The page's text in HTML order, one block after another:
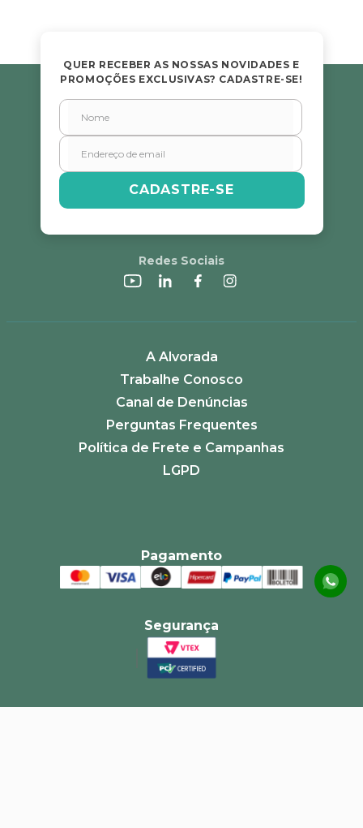
★★★★★
Seu nome
Endereço de email
QUER RECEBER AS NOSSAS NOVIDADES E
PROMOÇÕES EXCLUSIVAS? CADASTRE-SE!
CADASTRE-SE
Redes Sociais
A Alvorada
Trabalhe Conosco
Canal de Denúncias
Perguntas Frequentes
Política de Frete e Campanhas
LGPD
Pagamento
Segurança